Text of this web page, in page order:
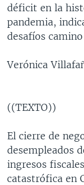
TECNOLOGÍA
DEPORTES
FOTOGRAFÍA
AUDIOS
EL MUNDO AL
FORO
LAS CLAVES
RADIO
AVANCE
BUENOS DÍAS
EL MUNDO AL
FORO [RADIO]
DEPORTIVO
NOTA
DIRECT
SÍGANOS
Idiomas
déficit en la
pandemia,
desafíos
Verónica
((TEXTO))
El cierre de
desempleados
ingresos
catastrófica en